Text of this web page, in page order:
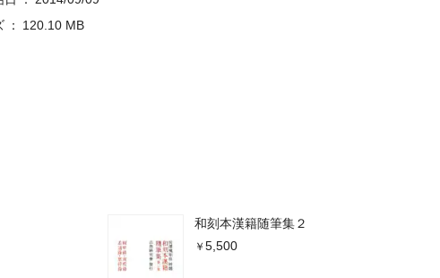
和刻本漢籍随筆集２
5,500
120.10 MB